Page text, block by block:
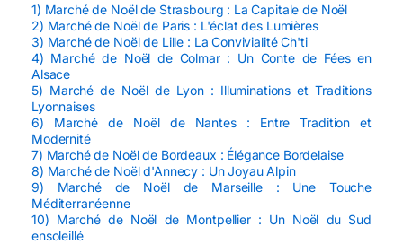
1) Marché de Noël de Strasbourg : La Capitale de Noël
2) Marché de Noël de Paris : L'éclat des Lumières
3) Marché de Noël de Lille : La Convivialité Ch'ti
4) Marché de Noël de Colmar : Un Conte de Fées en
Alsace
5) Marché de Noël de Lyon : Illuminations et Traditions
Lyonnaises
6) Marché de Noël de Nantes : Entre Tradition et
Modernité
7) Marché de Noël de Bordeaux : Élégance Bordelaise
8) Marché de Noël d'Annecy : Un Joyau Alpin
9) Marché de Noël de Marseille : Une Touche
Méditerranéenne
10) Marché de Noël de Montpellier : Un Noël du Sud
ensoleillé